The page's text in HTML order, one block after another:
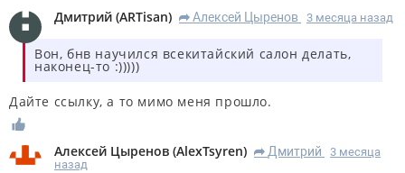
Дмитрий (ARTisan) R Алексей Цыренов 3 месяца назад
Вон, бнв научился всекитайский салон делать,
наконец-то :)))))
Дайте ссылку, а то мимо меня прошло.
Алексей Цыренов (AlexTsyren) R Дмитрий
3 месяца
назад